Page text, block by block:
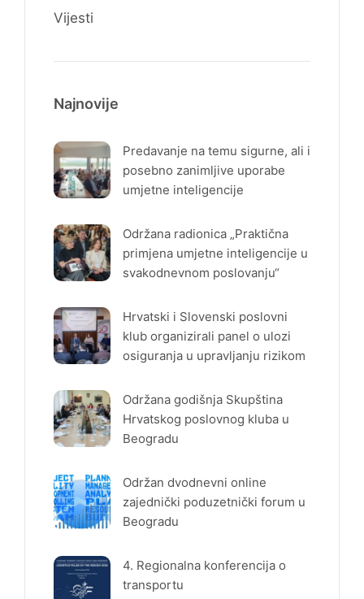
Vijesti
Najnovije
Predavanje na temu sigurne, ali i
posebno zanimljive uporabe
umjetne inteligencije
Održana radionica „Praktična
primjena umjetne inteligencije u
svakodnevnom poslovanju“
Hrvatski i Slovenski poslovni
klub organizirali panel o ulozi
osiguranja u upravljanju rizikom
Održana godišnja Skupština
Hrvatskog poslovnog kluba u
Beogradu
Održan dvodnevni online
zajednički poduzetnički forum u
Beogradu
4. Regionalna konferencija o
transportu